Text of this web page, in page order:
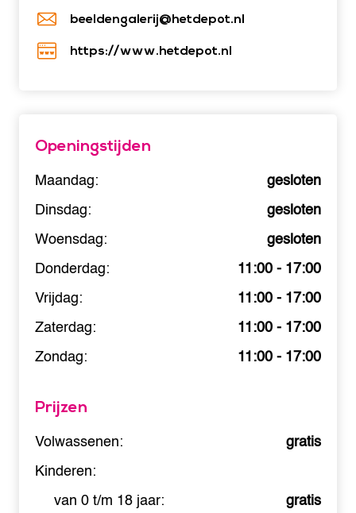
beeldengalerij@hetdepot.nl
https://www.hetdepot.nl
Openingstijden
Maandag:
gesloten
Dinsdag:
gesloten
Woensdag:
gesloten
Donderdag:
11:00 - 17:00
Vrijdag:
11:00 - 17:00
Zaterdag:
11:00 - 17:00
Zondag:
11:00 - 17:00
Prijzen
Volwassenen:
gratis
Kinderen:
van 0 t/m 18 jaar:
gratis